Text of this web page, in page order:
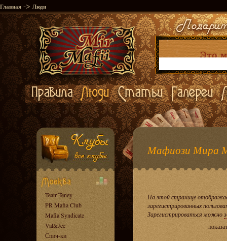
Главная -> Люди
Teatr Teney
PR Mafia Club
Mafia Syndicate
Val&Jee
Спич-ки
Мафиози Мира
На этой странице
зарегистрированных
Зарегистрироваться можно